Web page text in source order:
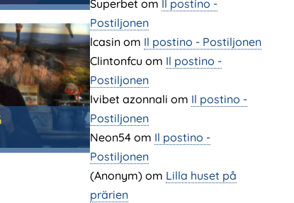
Superbet om Il postino -
Postiljonen
lcasin om Il postino - Postiljonen
Clintonfcu om Il postino -
Postiljonen
Ivibet azonnali om Il postino -
Postiljonen
Neon54 om Il postino -
Postiljonen
(Anonym) om Lilla huset på
prärien